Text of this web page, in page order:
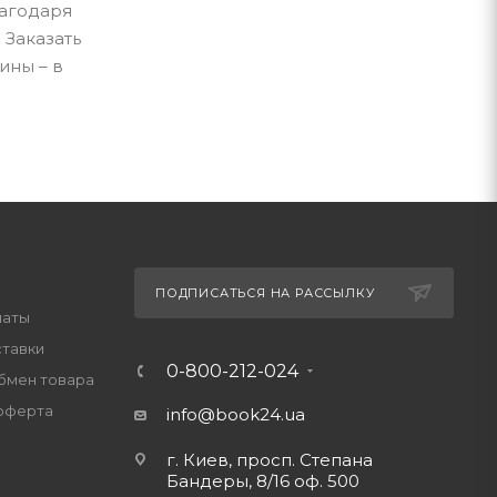
– в
товара
ПОДПИСАТЬСЯ НА РАССЫЛКУ
0-800-212-024
info@book24.ua
г. Киев, просп. Степана
Бандеры, 8/16 оф. 500